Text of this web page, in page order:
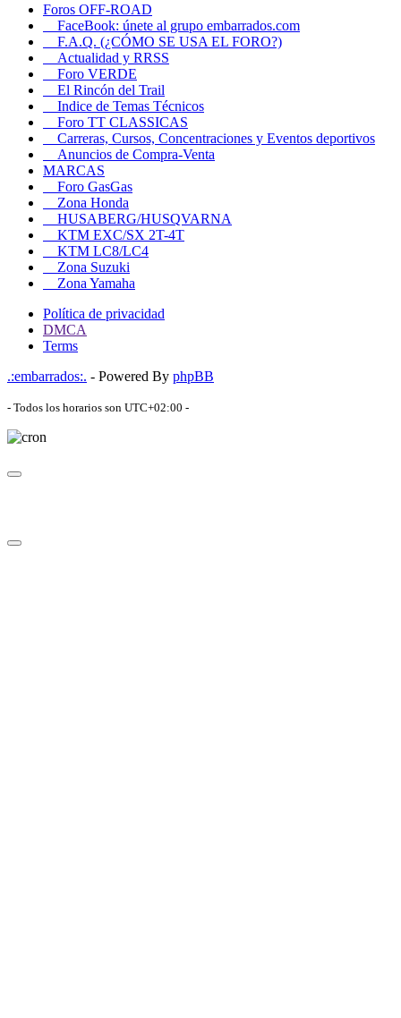
Foros OFF-ROAD
FaceBook: únete al grupo embarrados.com
F.A.Q. (¿CÓMO SE USA EL FORO?)
Actualidad y RRSS
Foro VERDE
El Rincón del Trail
Indice de Temas Técnicos
Foro TT CLASSICAS
Carreras, Cursos, Concentraciones y Eventos deportivos
Anuncios de Compra-Venta
MARCAS
Foro GasGas
Zona Honda
HUSABERG/HUSQVARNA
KTM EXC/SX 2T-4T
KTM LC8/LC4
Zona Suzuki
Zona Yamaha
Política de privacidad
DMCA
Terms
.:embarrados:. - Powered By phpBB
- Todos los horarios son UTC+02:00 -